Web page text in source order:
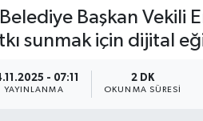
Başkan Vekili
sunmak için dijital
- 07:11
YAYINLANMA
2 DK
OKUNMA SÜRESI